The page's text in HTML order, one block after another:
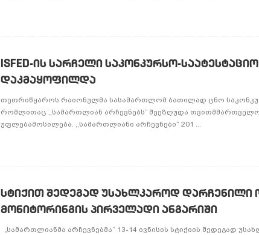
ISFED-ის სარჩელი საკონკურსო-
დაკმაყოფილდა
თეთრიწყაროს რაიონულმა სასამართლომ ბათილად ცნო
რომლითაც ,,სამართლიან არჩევნებს” შეეზღუდა
უფლებამოსილება. ,,სამართლიანი არჩევნები“ 201 ...
სტიქით შედეგად უსახლკაროდ დარჩენილი
მონიტორინგის პირველადი ანგარიში
„სამართლიანმა არჩევნებმა“ 13-14 ივნისის სტიქიის შედეგად